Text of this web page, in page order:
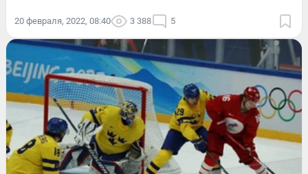
20 февраля, 2022, 08:40 3 388 5